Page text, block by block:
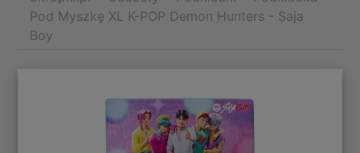
Pod Myszkę XL K-POP Demon Hunters - Saja
Boy